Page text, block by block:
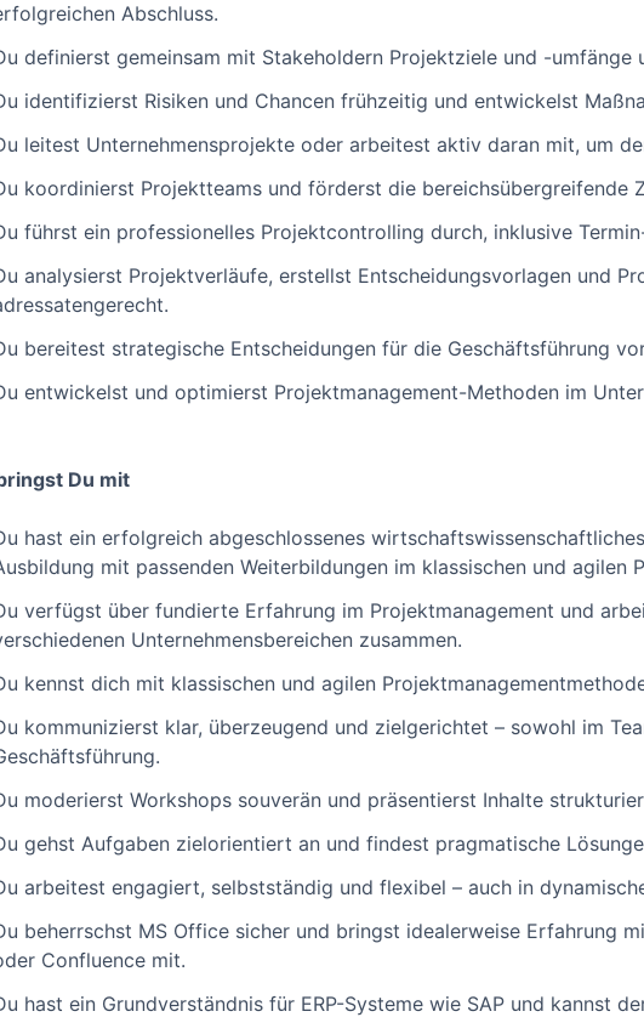
Abschluss.
definierst gemeinsam mit Stakeholdern Projektziele und -
identifizierst Risiken und Chancen frühzeitig und entwickelst
leitest Unternehmensprojekte oder arbeitest aktiv daran mit, um
koordinierst Projektteams und förderst die bereichsübergreifende
führst ein professionelles Projektcontrolling durch, inklusive
analysierst Projektverläufe, erstellst Entscheidungsvorlagen und
bereitest strategische Entscheidungen für die Geschäftsführung
entwickelst und optimierst Projektmanagement-Methoden im
Du mit
hast ein erfolgreich abgeschlossenes
mit passenden Weiterbildungen im klassischen und agilen
verfügst über fundierte Erfahrung im Projektmanagement und
Unternehmensbereichen zusammen.
kennst dich mit klassischen und agilen
kommunizierst klar, überzeugend und zielgerichtet – sowohl im
moderierst Workshops souverän und präsentierst Inhalte
gehst Aufgaben zielorientiert an und findest pragmatische
arbeitest engagiert, selbstständig und flexibel – auch in
beherrschst MS Office sicher und bringst idealerweise Erfahrung
Confluence mit.
hast ein Grundverständnis für ERP-Systeme wie SAP und kannst